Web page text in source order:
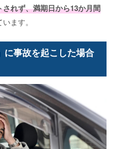
れず、満期日から13か月間
ます。
に事故を起こした場合